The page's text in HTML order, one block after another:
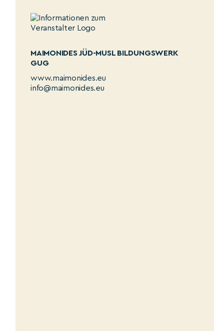
MAIMONIDES JÜD-MUSL BILDUNGSWERK
GUG
www.maimonides.eu
info@maimonides.eu